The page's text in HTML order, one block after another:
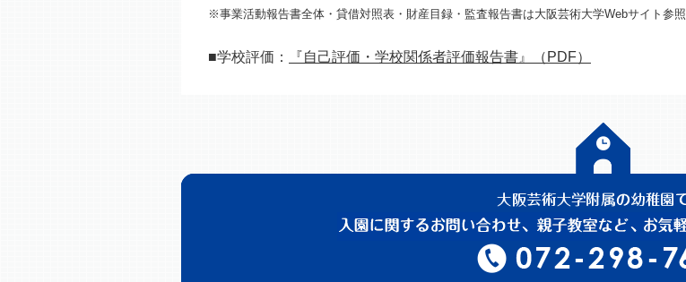
※事業活動報告書全体・貸借対照表・財産目録・監査報告書は大阪芸術大学Webサイト 参照
■学校評価： 『自己評価・学校関係者評価報告書』（PDF）